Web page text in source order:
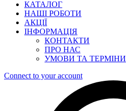
КАТАЛОГ
НАШІ РОБОТИ
АКЦІЇ
ІНФОРМАЦІЯ
КОНТАКТИ
ПРО НАС
УМОВИ ТА ТЕРМІНИ
Connect to your account